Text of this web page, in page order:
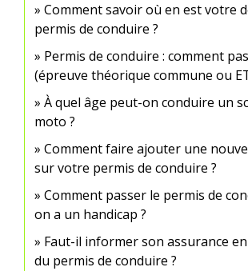
Comment savoir où en est votre
permis de conduire ?
Permis de conduire : comment
(épreuve théorique commune ou
À quel âge peut-on conduire un
moto ?
Comment faire ajouter une
sur votre permis de conduire ?
Comment passer le permis de
on a un handicap ?
Faut-il informer son assurance
du permis de conduire ?